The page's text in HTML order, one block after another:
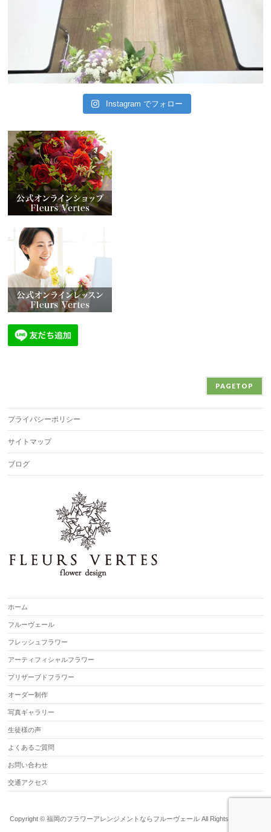
Instagram でフォロー
PAGETOP
プライバシーポリシー
サイトマップ
ブログ
ホーム
フルーヴェール
フレッシュフラワー
アーティフィシャルフラワー
プリザーブドフラワー
オーダー制作
写真ギャラリー
生徒様の声
よくあるご質問
お問い合わせ
交通アクセス
Copyright © 福岡のフラワーアレンジメントならフルーヴェールAll Rights Reserved.